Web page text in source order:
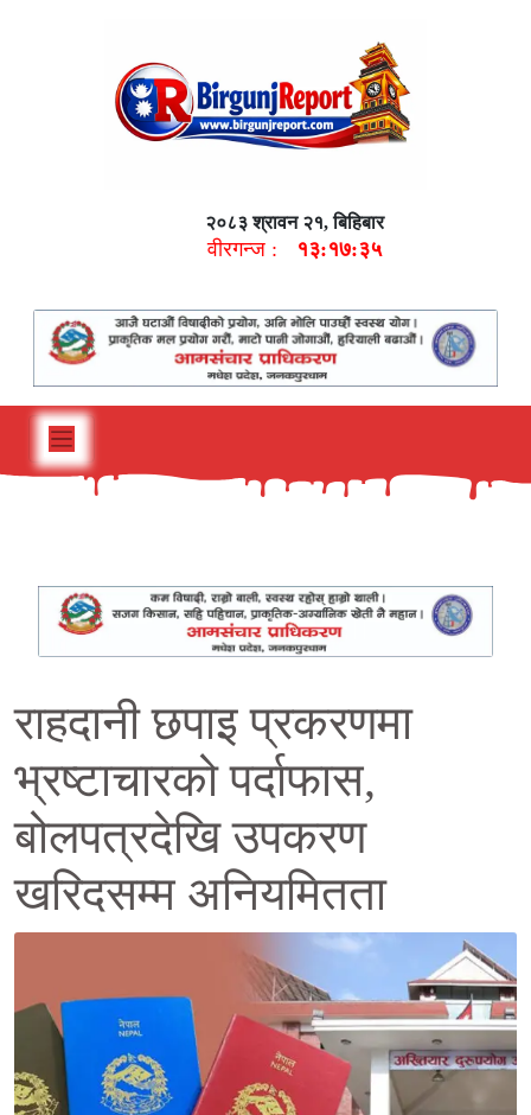
२०८३ श्रावन २१, बिहिबार
वीरगन्ज : १३:१७:३६
राहदानी छपाइ प्रकरणमा
भ्रष्टाचारको पर्दाफास,
बोलपत्रदेखि उपकरण
खरिदसम्म अनियमितता